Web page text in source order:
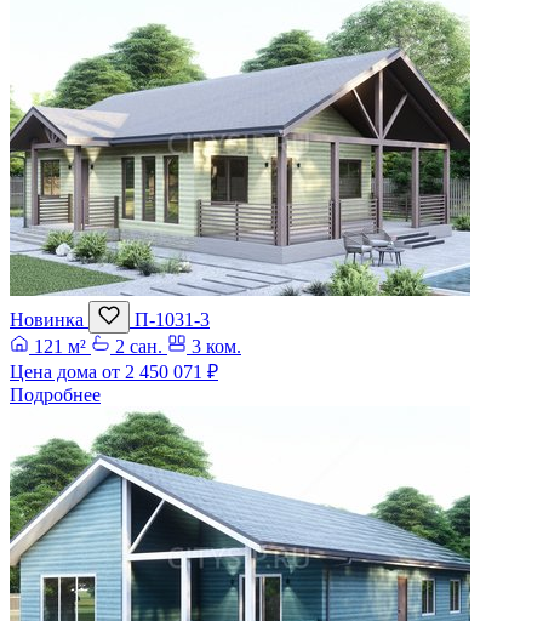
Новинка
П-1031-3
121 м²
2 сан.
3 ком.
Цена дома от 2 450 071 ₽
Подробнее